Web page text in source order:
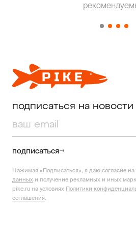
подписаться на новости
подписаться
Нажимая «Подписаться», я даю согласие на
данных и получение рекламных и иных
pike.ru на условиях Политики
соглашения